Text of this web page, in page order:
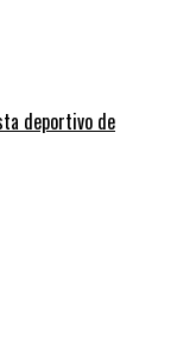
deportivo de